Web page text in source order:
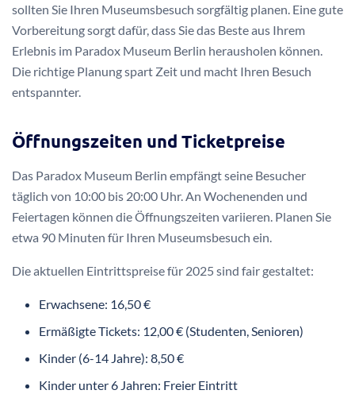
sollten Sie Ihren Museumsbesuch sorgfältig planen. Eine gute
Vorbereitung sorgt dafür, dass Sie das Beste aus Ihrem
Erlebnis im Paradox Museum Berlin herausholen können.
Die richtige Planung spart Zeit und macht Ihren Besuch
entspannter.
Öffnungszeiten und Ticketpreise
Das Paradox Museum Berlin empfängt seine Besucher
täglich von 10:00 bis 20:00 Uhr. An Wochenenden und
Feiertagen können die Öffnungszeiten variieren. Planen Sie
etwa 90 Minuten für Ihren Museumsbesuch ein.
Die aktuellen Eintrittspreise für 2025 sind fair gestaltet:
Erwachsene: 16,50 €
Ermäßigte Tickets: 12,00 € (Studenten, Senioren)
Kinder (6-14 Jahre): 8,50 €
Kinder unter 6 Jahren: Freier Eintritt